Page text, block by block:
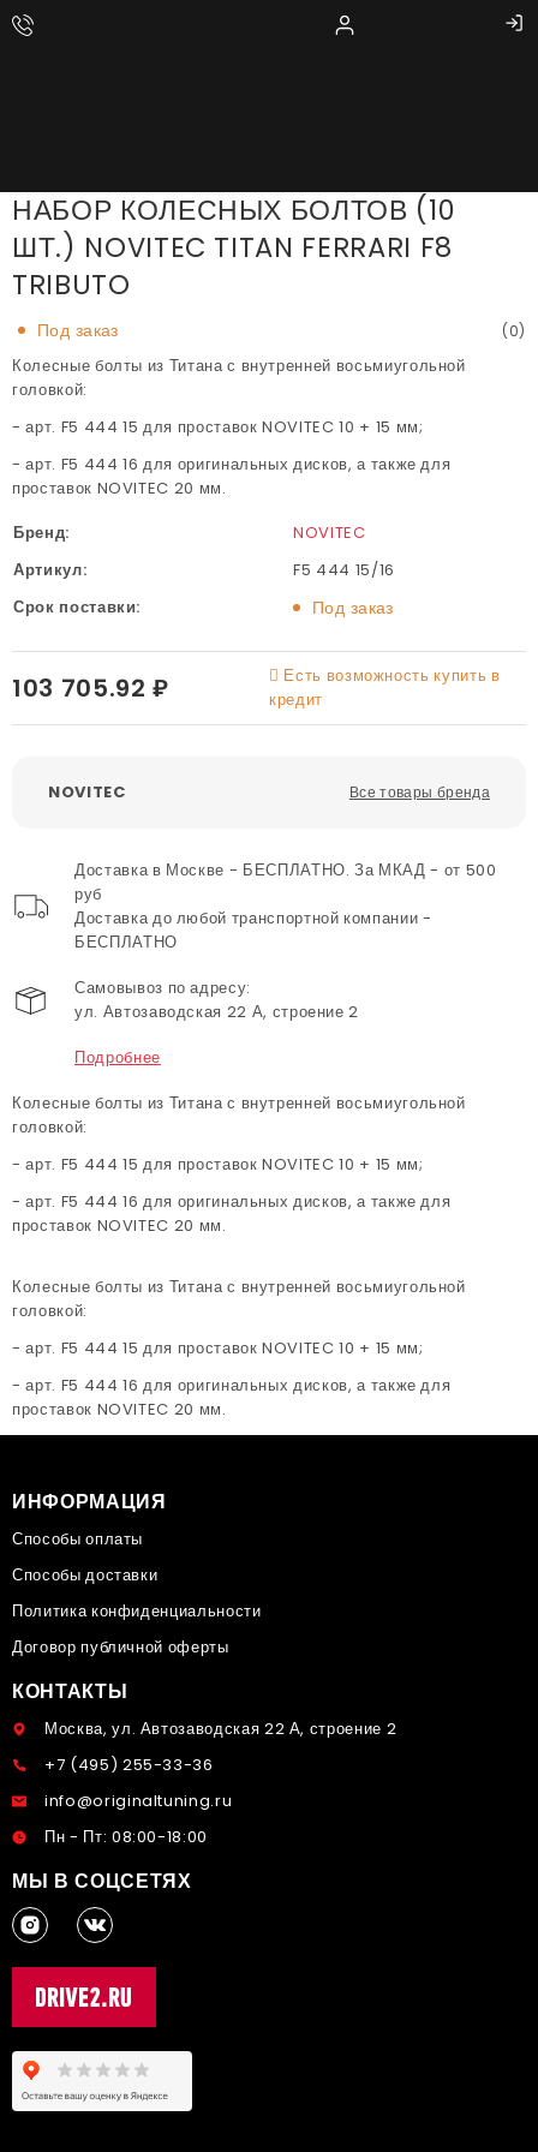
НАБОР КОЛЕСНЫХ БОЛТОВ (10
ШТ.) NOVITEC TITAN FERRARI F8
TRIBUTO
Под заказ (0)
Колесные болты из Титана с внутренней восьмиугольной
головкой:
- арт. F5 444 15 для проставок NOVITEC 10 + 15 мм;
- арт. F5 444 16 для оригинальных дисков, а также для
проставок NOVITEC 20 мм.
Бренд:
NOVITEC
Артикул:
F5 444 15/16
Срок поставки:
Под заказ
103 705.92 ₽
Есть возможность купить в
кредит
NOVITEC Все товары бренда
Доставка в Москве - БЕСПЛАТНО. За МКАД - от 500
руб
Доставка до любой транспортной компании -
БЕСПЛАТНО
Самовывоз по адресу:
ул. Автозаводская 22 А, строение 2
Подробнее
Колесные болты из Титана с внутренней восьмиугольной
головкой:
- арт. F5 444 15 для проставок NOVITEC 10 + 15 мм;
- арт. F5 444 16 для оригинальных дисков, а также для
проставок NOVITEC 20 мм.
Колесные болты из Титана с внутренней восьмиугольной
головкой:
- арт. F5 444 15 для проставок NOVITEC 10 + 15 мм;
- арт. F5 444 16 для оригинальных дисков, а также для
проставок NOVITEC 20 мм.
ИНФОРМАЦИЯ
Способы оплаты
Способы доставки
Политика конфиденциальности
Договор публичной оферты
КОНТАКТЫ
Москва, ул. Автозаводская 22 А, строение 2
+7 (495) 255-33-36
info@originaltuning.ru
Пн - Пт: 08:00-18:00
МЫ В СОЦСЕТЯХ